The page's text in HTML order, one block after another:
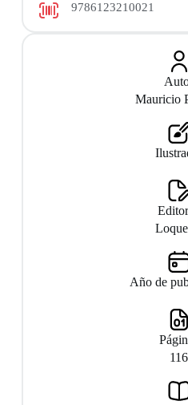
9786123210021
Mauricio
Año de
116